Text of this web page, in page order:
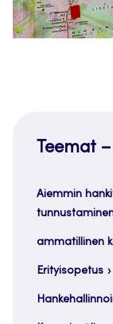
Teemat
Aiemmin
ammatillinen
Erityisopetus